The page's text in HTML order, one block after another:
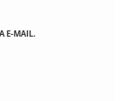
E-MAIL.